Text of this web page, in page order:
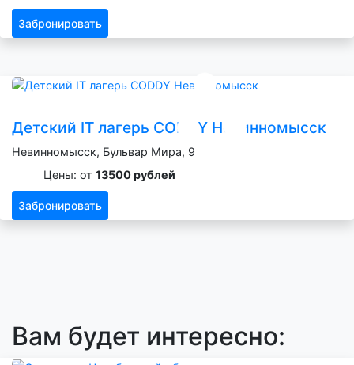
Забронировать
Детский IT лагерь CODDY Невинномысск
Невинномысск, Бульвар Мира, 9
Цены: от 13500 рублей
Забронировать
Вам будет интересно: